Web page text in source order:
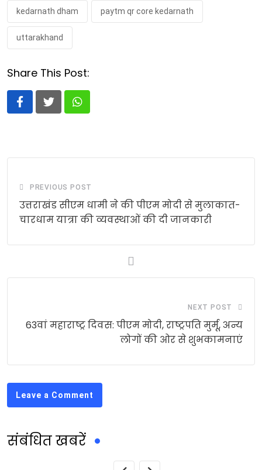
kedarnath dham paytm qr core kedarnath
uttarakhand
Share This Post:
Whatsapp
PREVIOUS POST
उत्तराखंड सीएम धामी ने की पीएम मोदी से मुलाकात-
चारधाम यात्रा की व्यवस्थाओं की दी जानकारी
NEXT POST
63वां महाराष्ट्र दिवस: पीएम मोदी, राष्ट्रपति मुर्मू, अन्य
लोगों की ओर से शुभकामनाएं
Leave a Comment
संबंधित खबरें